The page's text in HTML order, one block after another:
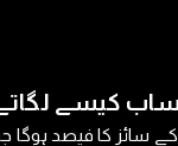
کیسے
سائز کا فیصد ہوگا